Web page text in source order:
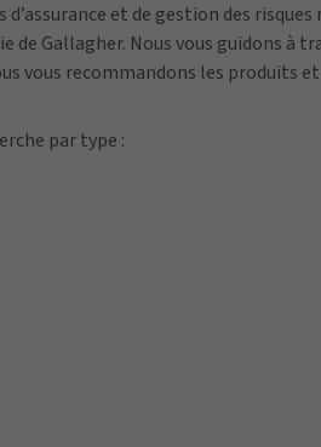
d’assurance et de gestion des
de Gallagher. Nous vous guidons à
vous recommandons les produits et
par type :